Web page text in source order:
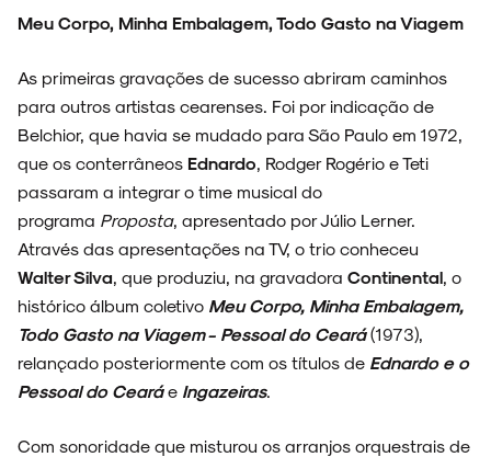
SOBRE
Meu Corpo, Minha Embalagem, Todo Gasto na Viagem
As primeiras gravações de sucesso abriram caminhos
para outros artistas cearenses. Foi por indicação de
Belchior, que havia se mudado para São Paulo em 1972,
que os conterrâneos Ednardo , Rodger Rogério e Teti
passaram a integrar o time musical do
programa Proposta, apresentado por Júlio Lerner.
Através das apresentações na TV, o trio conheceu
Walter Silva , que produziu, na gravadora Continental , o
histórico álbum coletivo Meu Corpo, Minha Embalagem,
Todo Gasto na Viagem - Pessoal do Ceará (1973),
relançado posteriormente com os títulos de Ednardo e o
Pessoal do Ceará e Ingazeiras.
Com sonoridade que misturou os arranjos orquestrais de